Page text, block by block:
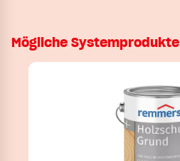
Mögliche Systemprodukte